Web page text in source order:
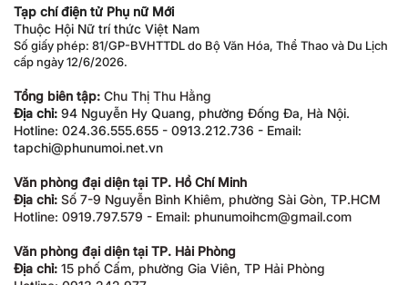
Tạp chí điện tử Phụ nữ Mới
Thuộc Hội Nữ trí thức Việt Nam
Số giấy phép: 81/GP-BVHTTDL do Bộ Văn Hóa, Thể Thao và Du Lịch
cấp ngày 12/6/2026.
Tổng biên tập: Chu Thị Thu Hằng
Địa chỉ: 94 Nguyễn Hy Quang, phường Đống Đa, Hà Nội.
Hotline: 024.36.555.655 - 0913.212.736 - Email:
tapchi@phunumoi.net.vn
Văn phòng đại diện tại TP. Hồ Chí Minh
Địa chỉ: Số 7-9 Nguyễn Bỉnh Khiêm, phường Sài Gòn, TP.HCM
Hotline: 0919.797.579 - Email: phunumoihcm@gmail.com
Văn phòng đại diện tại TP. Hải Phòng
Địa chỉ: 15 phố Cấm, phường Gia Viên, TP Hải Phòng